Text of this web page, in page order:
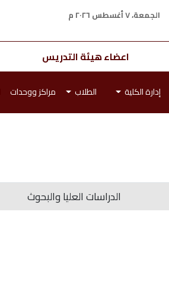
الجمعة، ٧ أغسطس ٢٠٢٦ م
اعضاء هيئة التدريس
إدارة الكلية الطلاب مراكز ووحدات
الدراسات العليا والبحوث